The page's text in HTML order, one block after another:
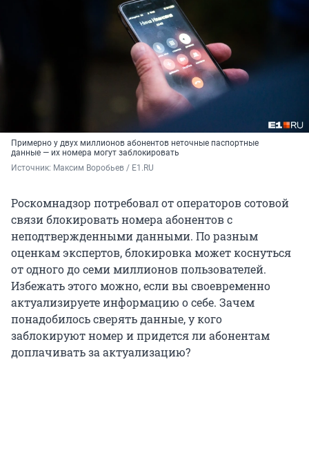
Примерно у двух миллионов абонентов неточные паспортные
данные — их номера могут заблокировать
Источник: Максим Воробьев / E1.RU
Роскомнадзор потребовал от операторов сотовой
связи блокировать номера абонентов с
неподтвержденными данными. По разным
оценкам экспертов, блокировка может коснуться
от одного до семи миллионов пользователей.
Избежать этого можно, если вы своевременно
актуализируете информацию о себе. Зачем
понадобилось сверять данные, у кого
заблокируют номер и придется ли абонентам
доплачивать за актуализацию?